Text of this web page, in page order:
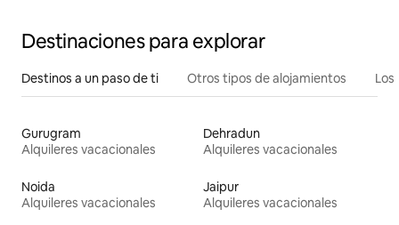
Destinaciones para explorar
Destinos a un paso de ti Otros tipos de alojamientos
Gurugram
Alquileres vacacionales
Dehradun
Alquileres vacacionales
Noida
Alquileres vacacionales
Jaipur
Alquileres vacacionales